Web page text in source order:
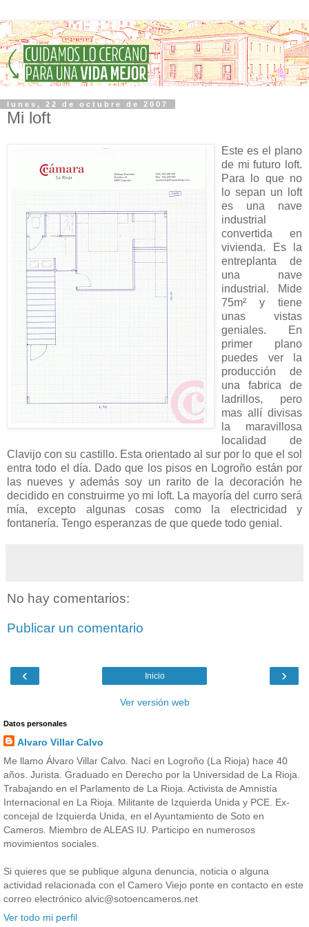
lunes, 22 de octubre de 2007
Mi loft
Este es el plano
de mi futuro loft.
Para lo que no
lo sepan un loft
es una nave
industrial
convertida en
vivienda. Es la
entreplanta de
una nave
industrial. Mide
75m² y tiene
unas vistas
geniales. En
primer plano
puedes ver la
producción de
una fabrica de
ladrillos, pero
mas allí divisas
la maravillosa
localidad de
Clavijo con su castillo. Esta orientado al sur por lo que el sol
entra todo el día. Dado que los pisos en Logroño están por
las nueves y además soy un rarito de la decoración he
decidido en construirme yo mi loft. La mayoría del curro será
mía, excepto algunas cosas como la electricidad y
fontanería. Tengo esperanzas de que quede todo genial.
No hay comentarios:
Publicar un comentario
‹ ›
Inicio
Ver versión web
Datos personales
Alvaro Villar Calvo
Me llamo Álvaro Villar Calvo. Nací en Logroño (La Rioja) hace 40
años. Jurista. Graduado en Derecho por la Universidad de La Rioja.
Trabajando en el Parlamento de La Rioja. Activista de Amnistía
Internacional en La Rioja. Militante de Izquierda Unida y PCE. Ex-
concejal de Izquierda Unida, en el Ayuntamiento de Soto en
Cameros. Miembro de ALEAS IU. Participo en numerosos
movimientos sociales.
Si quieres que se publique alguna denuncia, noticia o alguna
actividad relacionada con el Camero Viejo ponte en contacto en este
correo electrónico alvic@sotoencameros.net
Ver todo mi perfil